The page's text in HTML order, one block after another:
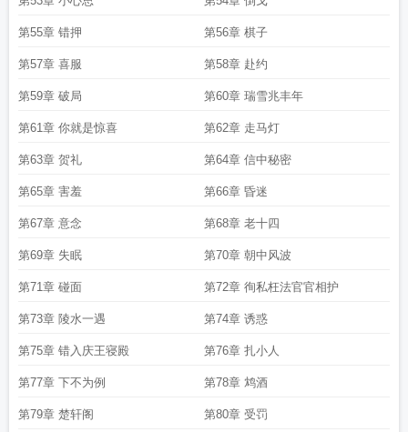
第55章 错押 第56章 棋子
第57章 喜服 第58章 赴约
第59章 破局 第60章 瑞雪兆丰年
第61章 你就是惊喜 第62章 走马灯
第63章 贺礼 第64章 信中秘密
第65章 害羞 第66章 昏迷
第67章 意念 第68章 老十四
第69章 失眠 第70章 朝中风波
第71章 碰面 第72章 徇私枉法官官相护
第73章 陵水一遇 第74章 诱惑
第75章 错入庆王寝殿 第76章 扎小人
第77章 下不为例 第78章 鸩酒
第79章 楚轩阁 第80章 受罚